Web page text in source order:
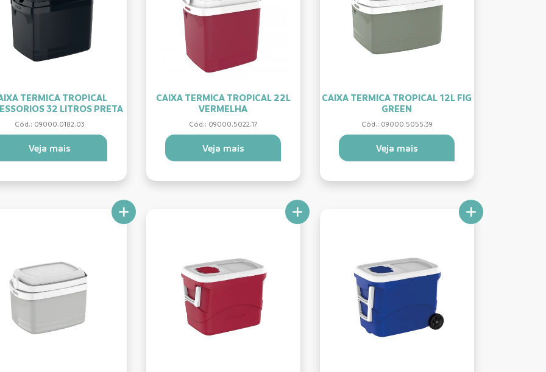
TERMICA TROPICAL
32 LITROS PRETA
Cód.: 09000.0182.03
Veja mais
CAIXA TERMICA TROPICAL 22L
VERMELHA
Cód.: 09000.5022.17
Veja mais
CAIXA TERMICA TROPICAL 12L FIG
GREEN
Cód.: 09000.5055.39
Veja mais